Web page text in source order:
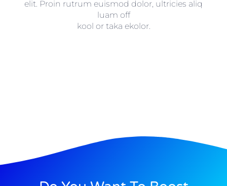
elit. Proin rutrum euismod dolor, ultricies aliq
luam off
kool or taka ekolor.